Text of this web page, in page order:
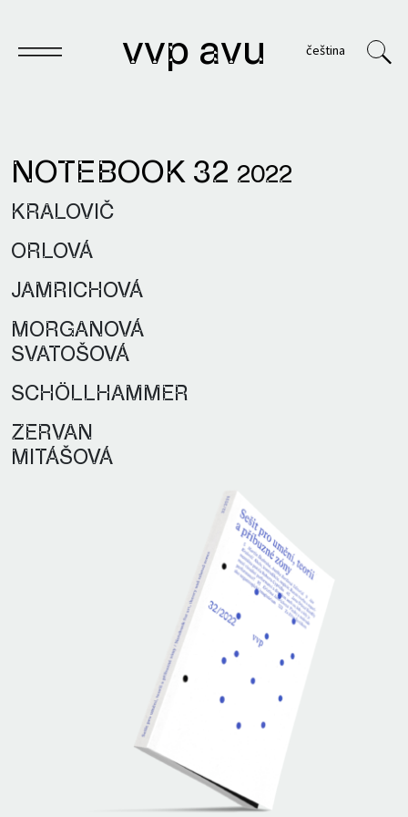
vvp avu čeština
Notebook
Publications
Archives
VVP
NOTEBOOK 32 2022
KRALOVIČ
ORLOVÁ
JAMRICHOVÁ
MORGANOVÁ
SVATOŠOVÁ
SCHÖLLHAMMER
ZERVAN
MITÁŠOVÁ